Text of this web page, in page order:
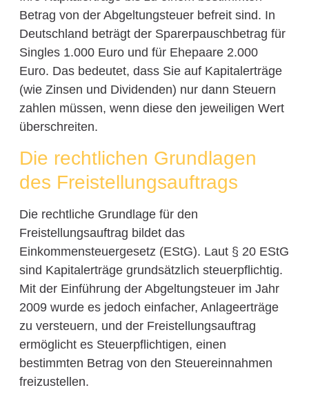
Betrag von der Abgeltungsteuer befreit sind. In
Deutschland beträgt der Sparerpauschbetrag für
Singles 1.000 Euro und für Ehepaare 2.000
Euro. Das bedeutet, dass Sie auf Kapitalerträge
(wie Zinsen und Dividenden) nur dann Steuern
zahlen müssen, wenn diese den jeweiligen Wert
überschreiten.
Die rechtlichen Grundlagen
des Freistellungsauftrags
Die rechtliche Grundlage für den
Freistellungsauftrag bildet das
Einkommensteuergesetz (EStG). Laut § 20 EStG
sind Kapitalerträge grundsätzlich steuerpflichtig.
Mit der Einführung der Abgeltungsteuer im Jahr
2009 wurde es jedoch einfacher, Anlageerträge
zu versteuern, und der Freistellungsauftrag
ermöglicht es Steuerpflichtigen, einen
bestimmten Betrag von den Steuereinnahmen
freizustellen.